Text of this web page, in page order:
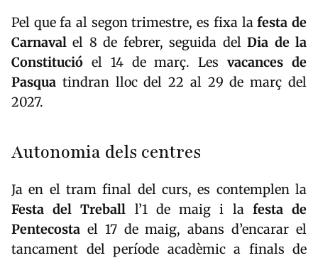
Pel que fa al segon trimestre, es fixa lafesta de
Carnaval el 8 de febrer, seguida delDia de la
Constitució el 14 de març. Lesvacances de
Pasqua tindran lloc del 22 al 29 de març del
2027.
Autonomia dels centres
Ja en el tram final del curs, es contemplen la
Festa del Treball l’1 de maig i la festa de
Pentecosta el 17 de maig, abans d’encarar el
tancament del període acadèmic a finals de